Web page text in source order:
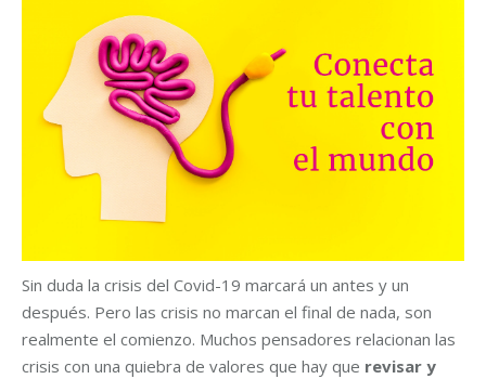
Sin duda la crisis del Covid-19 marcará un antes y un
después. Pero las crisis no marcan el final de nada, son
realmente el comienzo. Muchos pensadores relacionan las
crisis con una quiebra de valores que hay que revisar y